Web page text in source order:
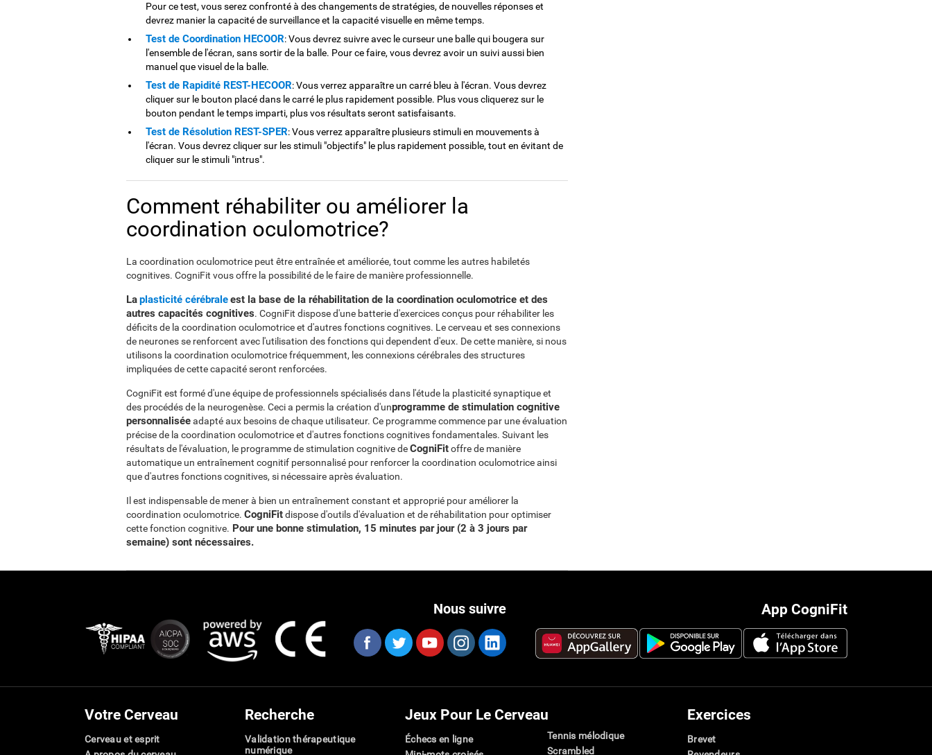
Pour ce test, vous serez confronté à des changements de stratégies, de nouvelles réponses et
devrez manier la capacité de surveillance et la capacité visuelle en même temps.
Test de Coordination HECOOR: Vous devrez suivre avec le curseur une balle qui bougera sur
l'ensemble de l'écran, sans sortir de la balle. Pour ce faire, vous devrez avoir un suivi aussi bien
manuel que visuel de la balle.
Test de Rapidité REST-HECOOR: Vous verrez apparaître un carré bleu à l'écran. Vous devrez
cliquer sur le bouton placé dans le carré le plus rapidement possible. Plus vous cliquerez sur le
bouton pendant le temps imparti, plus vos résultats seront satisfaisants.
Test de Résolution REST-SPER: Vous verrez apparaître plusieurs stimuli en mouvements à
l'écran. Vous devrez cliquer sur les stimuli "objectifs" le plus rapidement possible, tout en évitant de
cliquer sur le stimuli "intrus".
Comment réhabiliter ou améliorer la
coordination oculomotrice?
La coordination oculomotrice peut être entraînée et améliorée, tout comme les autres habiletés
cognitives. CogniFit vous offre la possibilité de le faire de manière professionnelle.
Laplasticité cérébraleest la base de la réhabilitation de la coordination oculomotrice et des
autres capacités cognitives. CogniFit dispose d'une batterie d'exercices conçus pour réhabiliter les
déficits de la coordination oculomotrice et d'autres fonctions cognitives. Le cerveau et ses connexions
de neurones se renforcent avec l'utilisation des fonctions qui dependent d'eux. De cette manière, si nous
utilisons la coordination oculomotrice fréquemment, les connexions cérébrales des structures
impliquées de cette capacité seront renforcées.
CogniFit est formé d'une équipe de professionnels spécialisés dans l'étude la plasticité synaptique et
des procédés de la neurogenèse. Ceci a permis la création d'unprogramme de stimulation cognitive
personnaliséeadapté aux besoins de chaque utilisateur. Ce programme commence par une évaluation
précise de la coordination oculomotrice et d'autres fonctions cognitives fondamentales. Suivant les
résultats de l'évaluation, le programme de stimulation cognitive deCogniFitoffre de manière
automatique un entraînement cognitif personnalisé pour renforcer la coordination oculomotrice ainsi
que d'autres fonctions cognitives, si nécessaire après évaluation.
Il est indispensable de mener à bien un entraînement constant et approprié pour améliorer la
coordination oculomotrice. CogniFitdispose d'outils d'évaluation et de réhabilitation pour optimiser
cette fonction cognitive. Pour une bonne stimulation, 15 minutes par jour (2 à 3 jours par
semaine) sont nécessaires.
App CogniFit
Nous suivre
Votre Cerveau
Cerveau et esprit
Recherche
Validation thérapeutique
numérique
Jeux Pour Le Cerveau
Échecs en ligne
Tennis mélodique
Scrambled
Exercices
Brevet